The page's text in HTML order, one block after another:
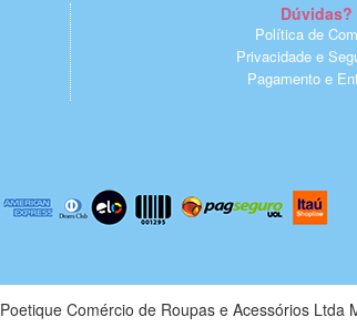
Dúvidas?
Política de
Privacidade e
Pagamento e
Poetique Comércio de Roupas e Acessórios Ltda